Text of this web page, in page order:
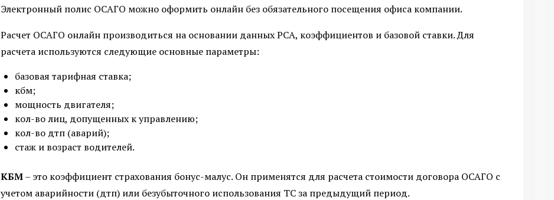
Электронный полис ОСАГО можно оформить онлайн без обязательного посещения офиса компании.
Расчет ОСАГО онлайн производиться на основании данных РСА, коэффициентов и базовой ставки. Для
расчета используются следующие основные параметры:
базовая тарифная ставка;
кбм;
мощность двигателя;
кол-во лиц, допущенных к управлению;
кол-во дтп (аварий);
стаж и возраст водителей.
КБМ– это коэффициент страхования бонус-малус. Он применятся для расчета стоимости договора ОСАГО с
учетом аварийности (дтп) или безубыточного использования ТС за предыдущий период.